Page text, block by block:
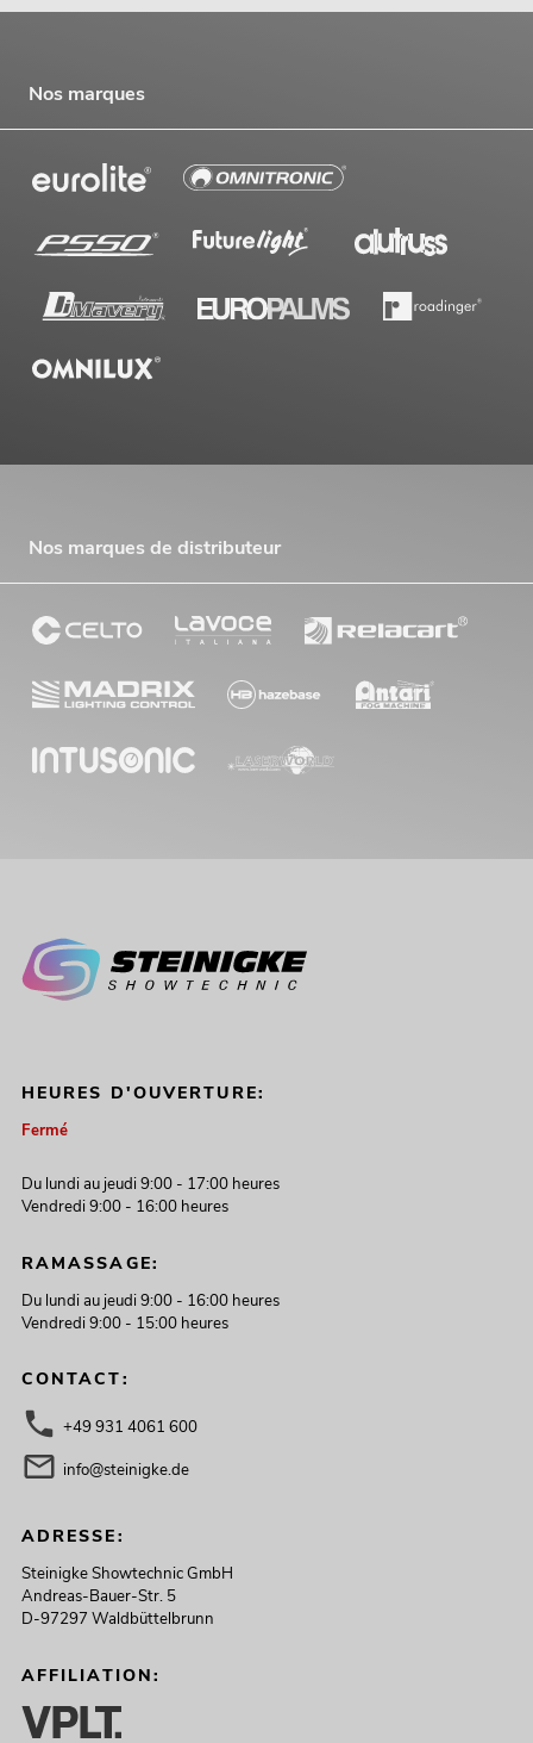
Nos marques
Nos marques de distributeur
HEURES D'OUVERTURE:
Fermé
Du lundi au jeudi 9:00 - 17:00 heures
Vendredi 9:00 - 16:00 heures
RAMASSAGE:
Du lundi au jeudi 9:00 - 16:00 heures
Vendredi 9:00 - 15:00 heures
CONTACT:
+49 931 4061 600
info@steinigke.de
ADRESSE:
Steinigke Showtechnic GmbH
Andreas-Bauer-Str. 5
D-97297 Waldbüttelbrunn
AFFILIATION: